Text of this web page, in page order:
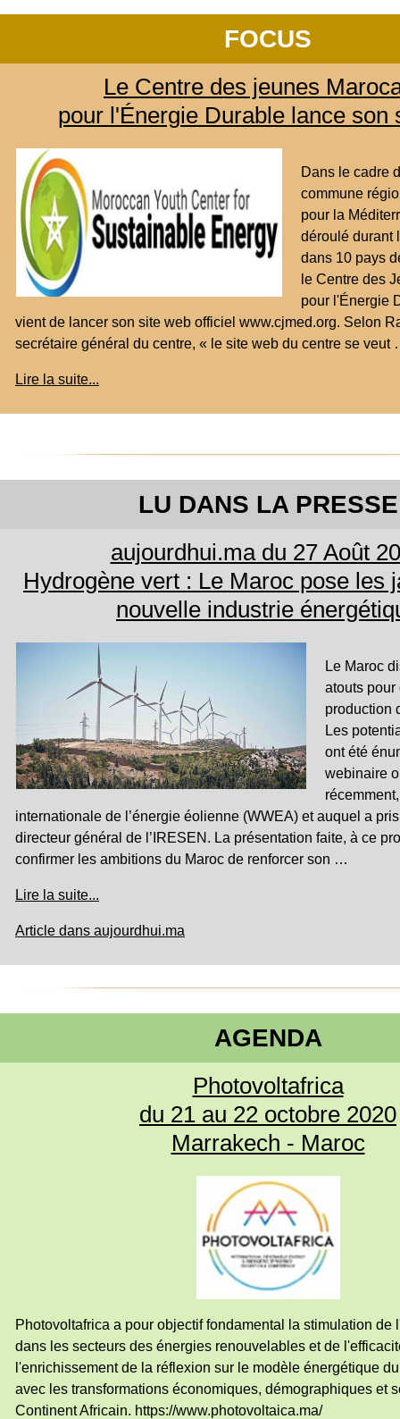
FOCUS
Le Centre des jeunes
pour l'Énergie Durable lance son
Dans le cadre
commune
pour la
déroulé durant
dans 10 pays
le Centre des
pour l'Énergie
vient de lancer son site web officiel www.cjmed.org. Selon
secrétaire général du centre, « le site web du centre se veut
Lire la suite...
LU DANS LA PRESSE
aujourdhui.ma du 27 Août
Hydrogène vert : Le Maroc pose les
nouvelle industrie
Le Maroc
atouts
production
Les
ont été
webinaire
internationale de l’énergie éolienne (WWEA) et auquel a
directeur général de l’IRESEN. La présentation faite, à ce
confirmer les ambitions du Maroc de renforcer son …
Lire la suite...
Article dans aujourdhui.ma
AGENDA
Photovoltafrica
du 21 au 22 octobre 2020
Marrakech - Maroc
Photovoltafrica a pour objectif fondamental la stimulation de
dans les secteurs des énergies renouvelables et de
l'enrichissement de la réflexion sur le modèle énergétique
avec les transformations économiques, démographiques et
Continent Africain. https://www.photovoltaica.ma/